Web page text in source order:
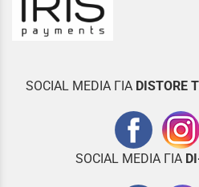
SOCIAL MEDIA ΓΙΑ DISTORE
SOCIAL MEDIA ΓΙΑ